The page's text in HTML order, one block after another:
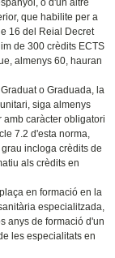
o d'un altre
que habilite per a
16 del Reial Decret
de 300 crèdits ECTS
almenys 60, hauran
o Graduada, la
siga almenys
amb caràcter obligatori
7.2 d'esta norma,
incloga crèdits de
als crèdits en
en formació en la
especialitzada,
anys de formació d'un
les especialitats en